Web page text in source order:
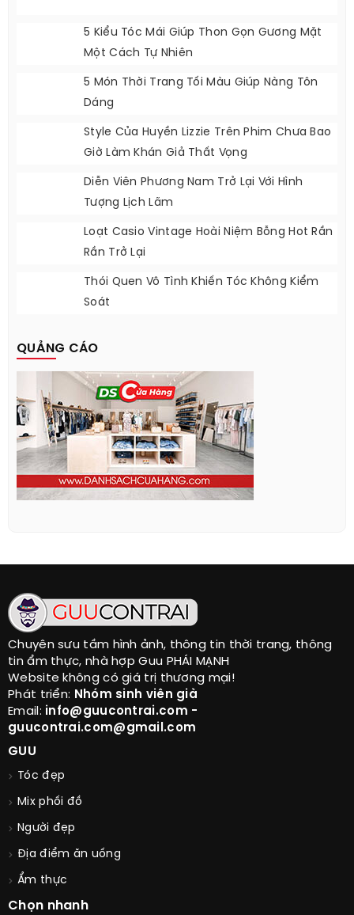
5 Kiểu Tóc Mái Giúp Thon Gọn Gương Mặt
Một Cách Tự Nhiên
5 Món Thời Trang Tối Màu Giúp Nàng Tôn
Dáng
Style Của Huyền Lizzie Trên Phim Chưa Bao
Giờ Làm Khán Giả Thất Vọng
Diễn Viên Phương Nam Trở Lại Với Hình
Tượng Lịch Lãm
Loạt Casio Vintage Hoài Niệm Bỗng Hot Rần
Rần Trở Lại
Thói Quen Vô Tình Khiến Tóc Không Kiểm
Soát
QUẢNG CÁO
Chuyên sưu tầm hình ảnh, thông tin thời trang, thông
tin ẩm thực, nhà hợp Guu PHÁI MẠNH
Website không có giá trị thương mại!
Phát triển: Nhóm sinh viên già
Email: info@guucontrai.com -
guucontrai.com@gmail.com
GUU
Tóc đẹp
Mix phối đồ
Người đẹp
Địa điểm ăn uống
Ẩm thực
Chọn nhanh